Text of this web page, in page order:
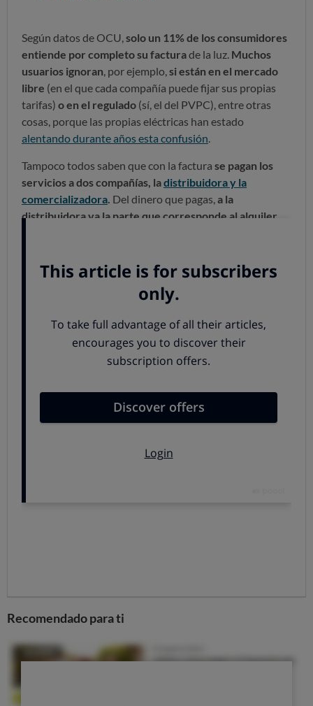
Según datos de OCU, solo un 11% de los consumidores
entiende por completo su facturade la luz. Muchos
usuarios ignoran , por ejemplo, si están en el mercado
libre (en el que cada compañía puede fijar sus propias
tarifas) o en el regulado (sí, el del PVPC), entre otras
cosas, porque las propias eléctricas han estado
alentando durante años esta confusión
Tampoco todos saben que con la factura se pagan los
servicios a dos compañías, ladistribuidora y la
comercializadora Del dinero que pagas, a la
distribuidora va la parte que corresponde al alquiler
importe cubre el coste de la energía que la
comercializadora compra a los productores más su
margen de beneficio. Lo habitual es que la tarifa que te
Y desde luego, son mayoría los queno tienen claro qué
significan los conceptos que se incluyen en la factura
Electricidad: qué nos cobran y por
electricidad
¿Tarifa libre o regulada?: dos
Recomendado para ti